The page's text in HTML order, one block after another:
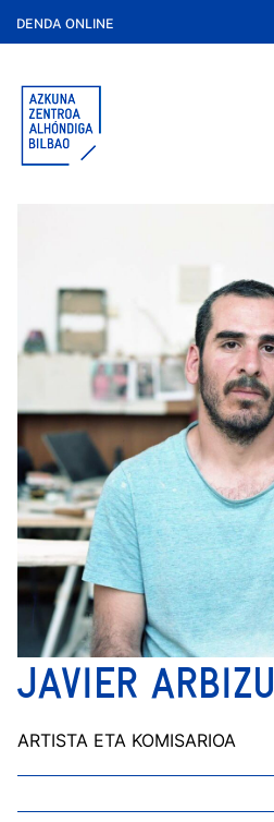
DENDA ONLINE
JAVIER ARBIZU
ARTISTA ETA KOMISARIOA